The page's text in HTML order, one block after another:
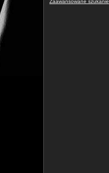
Zaawansowane szukanie